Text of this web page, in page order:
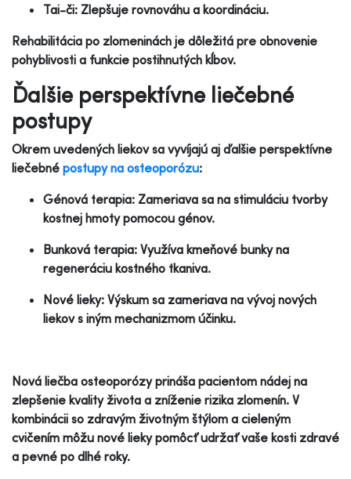
Tai-či: Zlepšuje rovnováhu a koordináciu.
Rehabilitácia po zlomeninách je dôležitá pre obnovenie
pohyblivosti a funkcie postihnutých kĺbov.
Ďalšie perspektívne liečebné
postupy
Okrem uvedených liekov sa vyvíjajú aj ďalšie perspektívne
liečebné postupy na osteoporózu:
Génová terapia: Zameriava sa na stimuláciu tvorby
kostnej hmoty pomocou génov.
Bunková terapia: Využíva kmeňové bunky na
regeneráciu kostného tkaniva.
Nové lieky: Výskum sa zameriava na vývoj nových
liekov s iným mechanizmom účinku.
Nová liečba osteoporózy prináša pacientom nádej na
zlepšenie kvality života a zníženie rizika zlomenín. V
kombinácii so zdravým životným štýlom a cieleným
cvičením môžu nové lieky pomôcť udržať vaše kosti zdravé
a pevné po dlhé roky.